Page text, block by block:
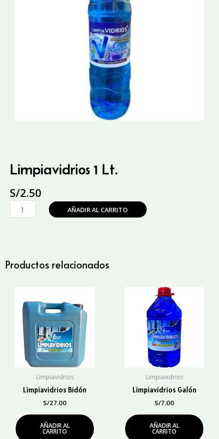
Limpiavidrios 1 Lt.
S/2.50
Limpiavidrios
1
AÑADIR AL CARRITO
Productos relacionados
Limpiavidrios
Limpiavidrios Bidón
S/27.00
AÑADIR AL
CARRITO
Limpiavidrios
Limpiavidrios Galón
S/7.00
AÑADIR AL
CARRITO